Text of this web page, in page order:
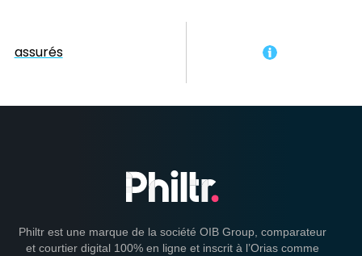
assurés
Philtr est une marque de la société OIB Group, comparateur
et courtier digital 100% en ligne et inscrit à l’Orias comme